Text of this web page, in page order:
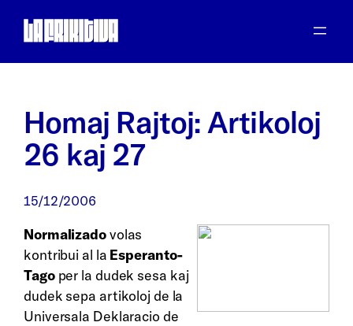
Homaj Rajtoj: Artikoloj
26 kaj 27
15/12/2006
Normalizadovolas
kontribui al la Esperanto-
Tagoper la dudek sesa kaj
dudek sepa artikoloj de la
Universala Deklaracio de